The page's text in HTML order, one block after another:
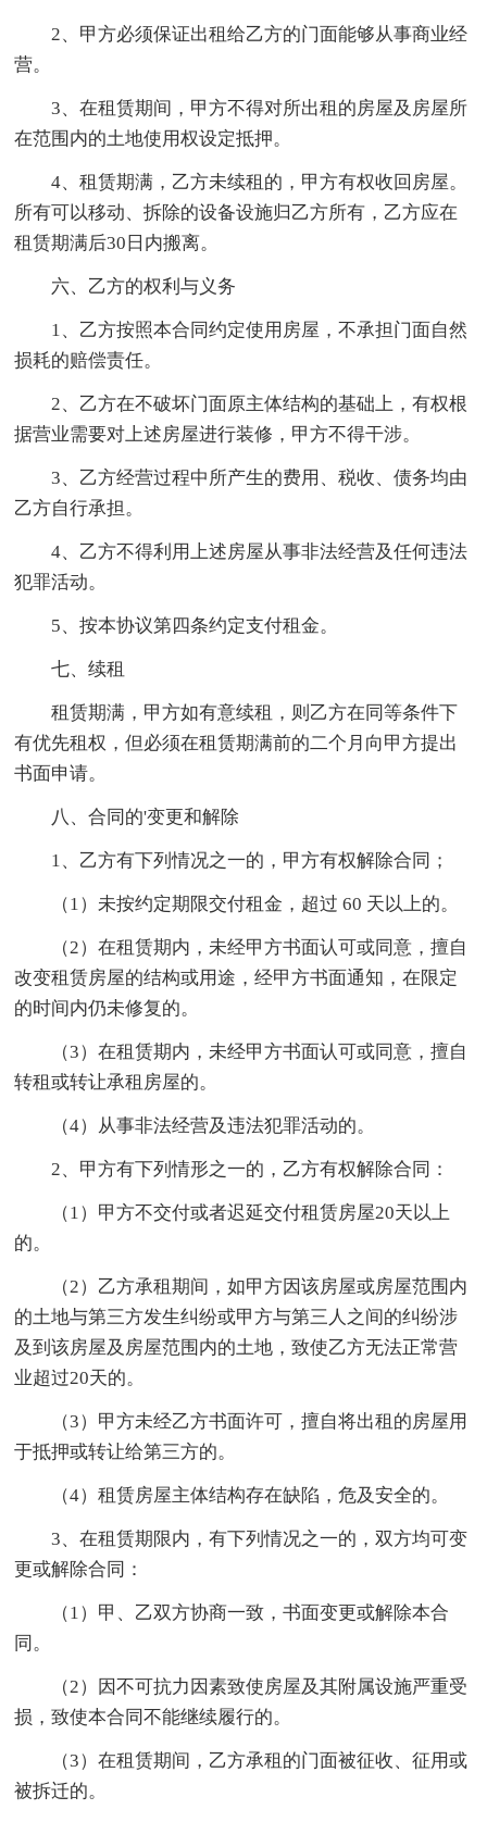
2、甲方必须保证出租给乙方的门面能够从事商业经
营。
3、在租赁期间，甲方不得对所出租的房屋及房屋所
在范围内的土地使用权设定抵押。
4、租赁期满，乙方未续租的，甲方有权收回房屋。
所有可以移动、拆除的设备设施归乙方所有，乙方应在
租赁期满后30日内搬离。
六、乙方的权利与义务
1、乙方按照本合同约定使用房屋，不承担门面自然
损耗的赔偿责任。
2、乙方在不破坏门面原主体结构的基础上，有权根
据营业需要对上述房屋进行装修，甲方不得干涉。
3、乙方经营过程中所产生的费用、税收、债务均由
乙方自行承担。
4、乙方不得利用上述房屋从事非法经营及任何违法
犯罪活动。
5、按本协议第四条约定支付租金。
七、续租
租赁期满，甲方如有意续租，则乙方在同等条件下
有优先租权，但必须在租赁期满前的二个月向甲方提出
书面申请。
八、合同的'变更和解除
1、乙方有下列情况之一的，甲方有权解除合同；
（1）未按约定期限交付租金，超过 60 天以上的。
（2）在租赁期内，未经甲方书面认可或同意，擅自
改变租赁房屋的结构或用途，经甲方书面通知，在限定
的时间内仍未修复的。
（3）在租赁期内，未经甲方书面认可或同意，擅自
转租或转让承租房屋的。
（4）从事非法经营及违法犯罪活动的。
2、甲方有下列情形之一的，乙方有权解除合同：
（1）甲方不交付或者迟延交付租赁房屋20天以上
的。
（2）乙方承租期间，如甲方因该房屋或房屋范围内
的土地与第三方发生纠纷或甲方与第三人之间的纠纷涉
及到该房屋及房屋范围内的土地，致使乙方无法正常营
业超过20天的。
（3）甲方未经乙方书面许可，擅自将出租的房屋用
于抵押或转让给第三方的。
（4）租赁房屋主体结构存在缺陷，危及安全的。
3、在租赁期限内，有下列情况之一的，双方均可变
更或解除合同：
（1）甲、乙双方协商一致，书面变更或解除本合
同。
（2）因不可抗力因素致使房屋及其附属设施严重受
损，致使本合同不能继续履行的。
（3）在租赁期间，乙方承租的门面被征收、征用或
被拆迁的。